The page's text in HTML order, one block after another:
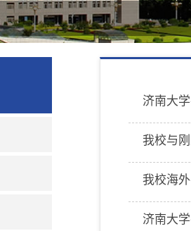
济南大
我校与
我校海
济南大